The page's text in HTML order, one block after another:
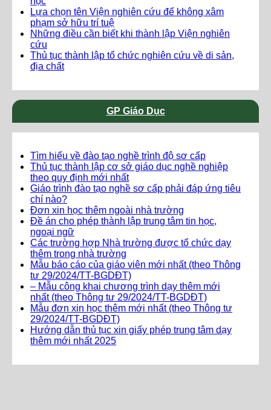
Lựa chọn tên Viện nghiên cứu để không xâm
phạm sở hữu trí tuệ
Những điều cần biết khi thành lập Viện nghiên
cứu
Thủ tục thành lập tổ chức nghiên cứu về di sản,
địa chất
GP Giáo Dục
Tìm hiểu về đào tạo nghề trình độ sơ cấp
Thủ tục thành lập cơ sở giáo dục nghề nghiệp
theo quy định mới nhất
Giáo trình đào tạo nghề sơ cấp phải đáp ứng tiêu
chí nào?
Đơn xin học thêm ngoài nhà trường
Đề án cho phép thành lập trung tâm tin học,
ngoại ngữ
Các trường hợp Nhà trường được tổ chức dạy
thêm trong nhà trường
Mẫu báo cáo của giáo viên mới nhất (theo Thông
tư 29/2024/TT-BGDĐT)
– Mẫu công khai chương trình dạy thêm mới
nhất (theo Thông tư 29/2024/TT-BGDĐT)
Mẫu đơn xin học thêm mới nhất (theo Thông tư
29/2024/TT-BGDĐT)
Hướng dẫn thủ tục xin giấy phép trung tâm dạy
thêm mới nhất 2025